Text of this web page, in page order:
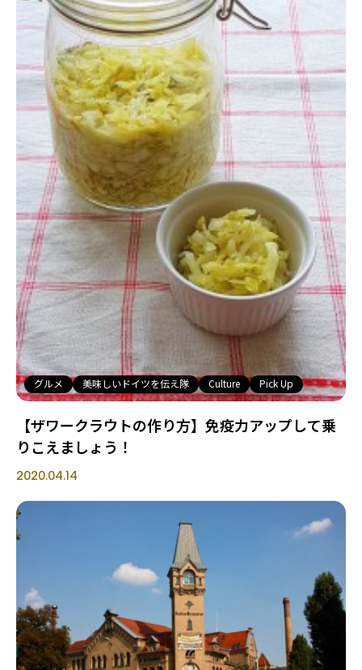
グルメ 美味しいドイツを伝え隊 Culture Pick Up
【ザワークラウトの作り方】免疫力アップして乗
りこえましょう！
2020.04.14